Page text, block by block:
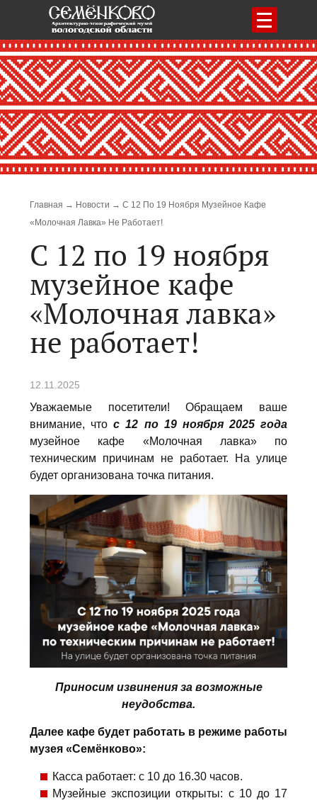
Меню
Строка навигации
Главная Новости
С 12 По 19 Ноября Музейное Кафе
«Молочная Лавка» Не Работает!
С 12 по 19 ноября
музейное кафе
«Молочная лавка»
не работает!
12.11.2025
Уважаемые посетители! Обращаем ваше
внимание, чтос 12 по 19 ноября 2025 года
музейное кафе «Молочная лавка» по
техническим причинам не работает. На улице
будет организована точка питания.
Приносим извинения за возможные
неудобства.
Далее кафе будет работать в режиме работы
музея «Семёнково»:
Касса работает: с 10 до 16.30 часов.
Музейные экспозиции открыты: с 10 до 17